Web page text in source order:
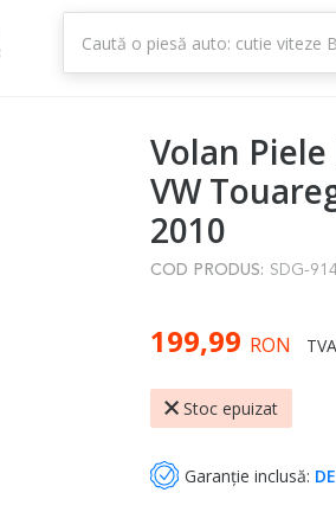
Volan Piele
VW
2010
COD PRODUS: SDG-
199,99 RON
Stoc epuizat
Garanție inclusă: